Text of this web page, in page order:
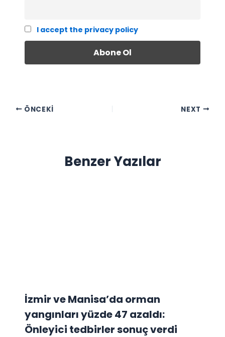
I accept the privacy policy
ÖNCEKI NEXT
Benzer Yazılar
İzmir ve Manisa’da orman
yangınları yüzde 47 azaldı:
Önleyici tedbirler sonuç verdi